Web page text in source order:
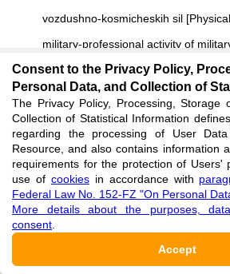
vozdushno-kosmicheskih sil
military-professional activity of
aerospace forces] / A.V. Borisov,
Sovremennye problemy nauki i
problems of science and
37. [in Russian]
See reference
Burikov A.V. Osobennosti
voennosluzhashhih vojsk
[Features of the organization of
Consent to the Privacy Policy,
Personal Data, and Collection of
The Privacy Policy, Processing, Storage
Collection of Statistical Information
regarding the processing of User
Resource, and also contains information
requirements for the protection of Users'
use of cookiesin accordance with
Federal Law No. 152-FZ "On Personal
More details about the purposes,
consent
Accept